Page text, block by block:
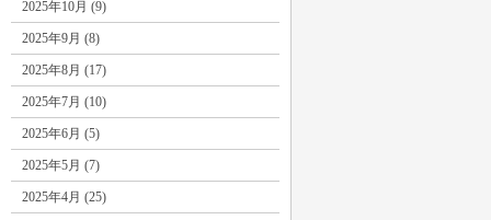
2025年10月 (9)
2025年9月 (8)
2025年8月 (17)
2025年7月 (10)
2025年6月 (5)
2025年5月 (7)
2025年4月 (25)